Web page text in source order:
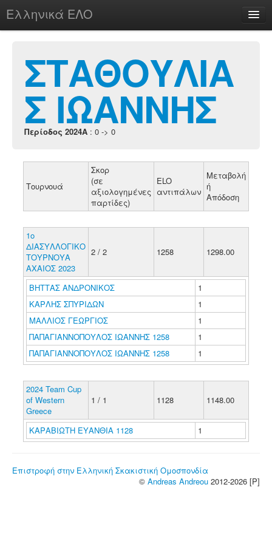
Ελληνικά ΕΛΟ
chesstu.be @ discord
Login
ΣΤΑΘΟΥΛΙΑ
Σ ΙΩΑΝΝΗΣ
Περίοδος 2024A : 0 -> 0
Τουρνουά
Σκορ
(σε
αξιολογημένες
παρτίδες)
ELO
αντιπάλων
Μεταβολή
ή
Απόδοση
1ο
ΔΙΑΣΥΛΛΟΓΙΚΟ
ΤΟΥΡΝΟΥΑ
ΑΧΑΙΟΣ 2023
2 / 2 1258 1298.00
ΒΗΤΤΑΣ ΑΝΔΡΟΝΙΚΟΣ
1
ΚΑΡΛΗΣ ΣΠΥΡΙΔΩΝ
1
ΜΑΛΛΙΟΣ ΓΕΩΡΓΙΟΣ
1
ΠΑΠΑΓΙΑΝΝΟΠΟΥΛΟΣ ΙΩΑΝΝΗΣ 1258
1
ΠΑΠΑΓΙΑΝΝΟΠΟΥΛΟΣ ΙΩΑΝΝΗΣ 1258
1
2024 Team Cup
of Western
Greece
1 / 1 1128 1148.00
ΚΑΡΑΒΙΩΤΗ ΕΥΑΝΘΙΑ 1128 1
Επιστροφή στην Ελληνική Σκακιστική Ομοσπονδία
© Andreas Andreou 2012-2026 [P]